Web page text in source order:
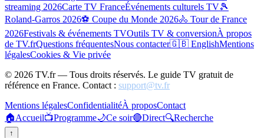
streaming 2026Carte TV FranceÉvénements culturels TV🎾
Roland-Garros 2026⚽ Coupe du Monde 2026🚴 Tour de France
2026Festivals & événements TVOutils TV & conversionÀ propos
de TV.frQuestions fréquentesNous contacter🇬🇧 EnglishMentions
légalesCookies & Vie privée
© 2026 TV.fr — Tous droits réservés. Le guide TV gratuit de
référence en France. Contact : support@tv.fr
Mentions légalesConfidentialitéÀ proposContact
🏠Accueil📺Programme🌙Ce soir🔴Direct🔍Recherche
↑